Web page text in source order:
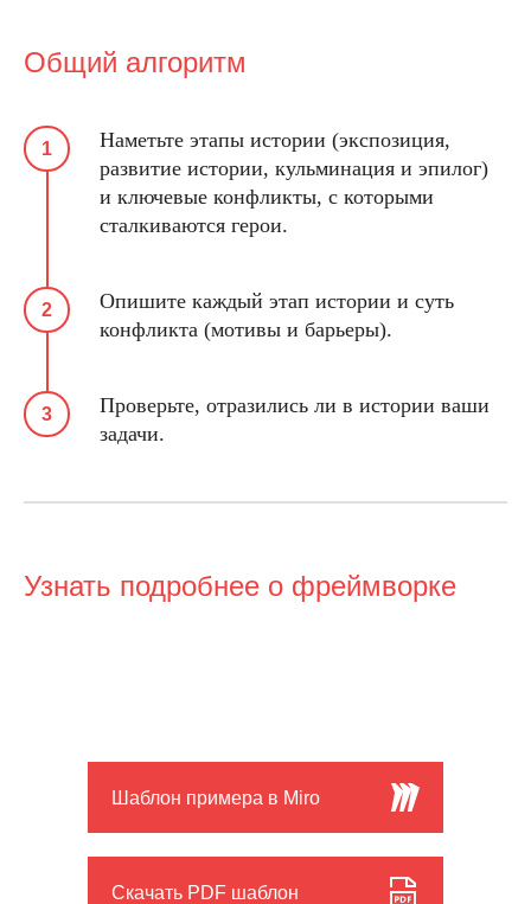
Общий алгоритм
Наметьте этапы истории (экспозиция,
развитие истории, кульминация и эпилог)
и ключевые конфликты, с которыми
сталкиваются герои.
Опишите каждый этап истории и суть
конфликта (мотивы и барьеры).
Проверьте, отразились ли в истории ваши
задачи.
Узнать подробнее о фреймворке
Шаблон примера в Miro
Скачать PDF шаблон
ИКРА в соцсетях: